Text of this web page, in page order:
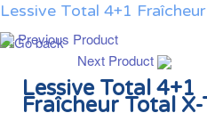
Lessive Total 4+1
Previous Product
Next Product
Lessive Total 4+1
Fraîcheur Total